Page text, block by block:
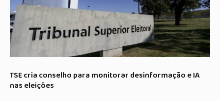
TSE cria conselho para monitorar desinformação e IA
nas eleições